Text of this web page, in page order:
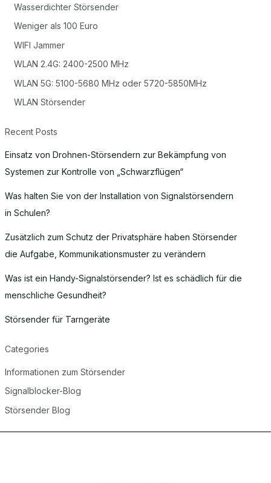
Wasserdichter Störsender
Weniger als 100 Euro
WIFI Jammer
WLAN 2.4G: 2400-2500 MHz
WLAN 5G: 5100-5680 MHz oder 5720-5850MHz
WLAN Störsender
Recent Posts
Einsatz von Drohnen-Störsendern zur Bekämpfung von
Systemen zur Kontrolle von „Schwarzflügen“
Was halten Sie von der Installation von Signalstörsendern
in Schulen?
Zusätzlich zum Schutz der Privatsphäre haben Störsender
die Aufgabe, Kommunikationsmuster zu verändern
Was ist ein Handy-Signalstörsender? Ist es schädlich für die
menschliche Gesundheit?
Störsender für Tarngeräte
Categories
Informationen zum Störsender
Signalblocker-Blog
Störsender Blog